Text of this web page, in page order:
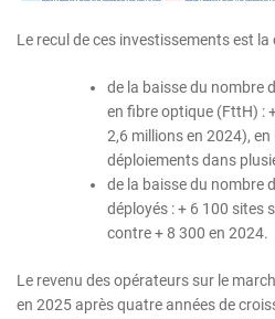
Le recul de ces investissements est la
de la baisse du nombre
en fibre optique (FttH) :
2,6 millions en 2024),
déploiements dans
de la baisse du nombre
déployés : + 6 100 sites
contre + 8 300 en 2024.
Le revenu des opérateurs sur le
en 2025 après quatre années de